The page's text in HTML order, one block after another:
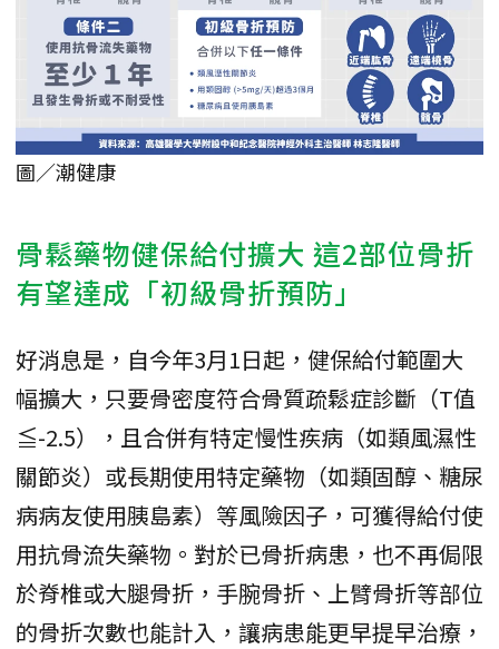
圖／潮健康
骨鬆藥物健保給付擴大 這2部位骨折
有望達成「初級骨折預防」
好消息是，自今年3月1日起，健保給付範圍大
幅擴大，只要骨密度符合骨質疏鬆症診斷（T值
≦-2.5），且合併有特定慢性疾病（如類風濕性
關節炎）或長期使用特定藥物（如類固醇、糖尿
病病友使用胰島素）等風險因子，可獲得給付使
用抗骨流失藥物。對於已骨折病患，也不再侷限
於脊椎或大腿骨折，手腕骨折、上臂骨折等部位
的骨折次數也能計入，讓病患能更早提早治療，